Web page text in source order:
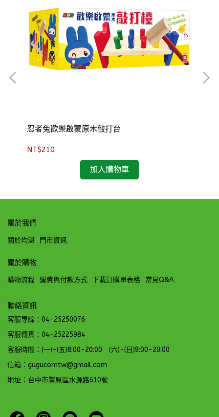
忍者兔歡樂啟蒙原木敲打台
NT$210
加入購物車
關於我們
關於均湛 門市資訊
關於購物
購物流程 運費與付款方式 下載訂購單表格 常見Q&A
聯絡資訊
客服專線：04-25250076
客服傳真：04-25225984
客服時間：(一)-(五)8:00-20:00 (六)-(日)9:00-20:00
信箱：gugucomtw@gmail.com
地址：台中市豐原區水源路610號